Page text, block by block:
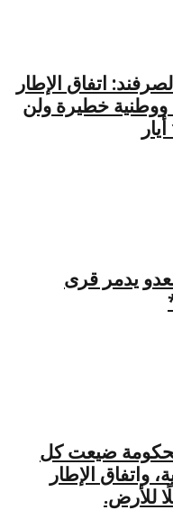
اتفاق الإطار
ووطنية خطيرة ولن
يدمر قرى
ضيعت كل
واتفاق الإطار
للأرض.